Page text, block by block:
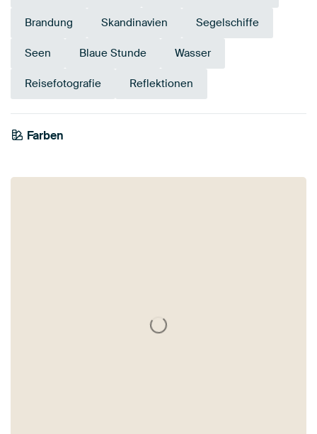
Brandung Skandinavien Segelschiffe
Seen Blaue Stunde Wasser
Reisefotografie Reflektionen
Farben
Blau
Braun